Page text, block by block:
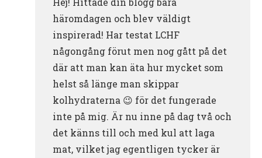
häromdagen och blev väldigt
inspirerad! Har testat LCHF
någongång förut men nog gått på det
där att man kan äta hur mycket som
helst så länge man skippar
kolhydraterna 😉 för det fungerade
inte på mig. Är nu inne på dag två och
det känns till och med kul att laga
mat, vilket jag egentligen tycker är